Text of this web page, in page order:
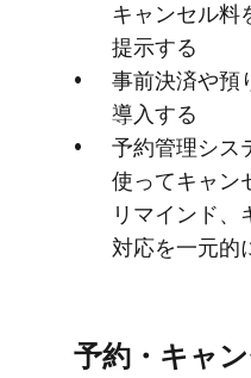
キャンセル料
提示する
事前決済や​​預
導入する
予約管理シス
使って​​キャン
リマインド、​​
対応を​​一元的
予約・キャ